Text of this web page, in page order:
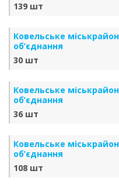
139 шт
Ковельське
об’єднання
30 шт
Ковельське
об’єднання
36 шт
Ковельське
об’єднання
108 шт